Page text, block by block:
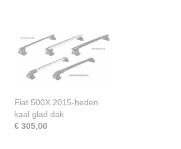
Fiat 500X 2015-heden
kaal glad dak
€ 305,00